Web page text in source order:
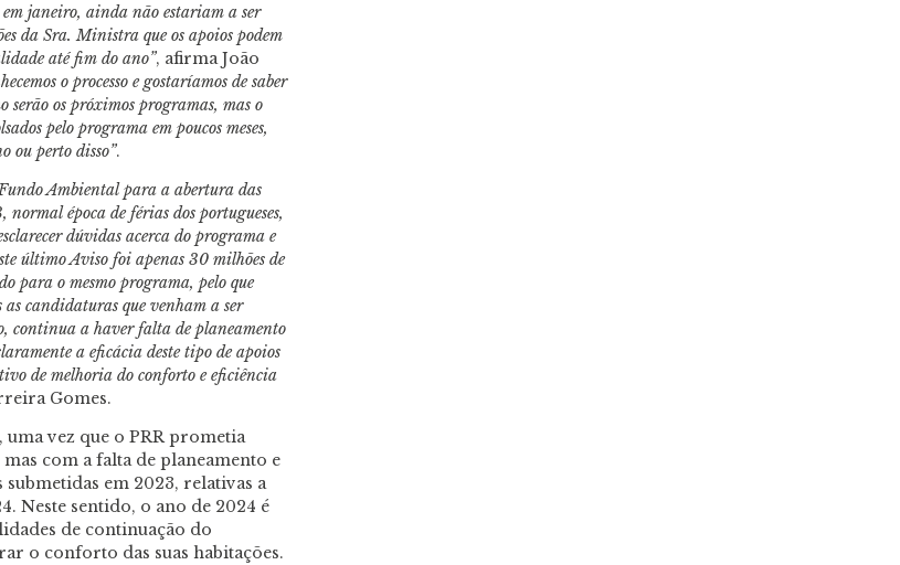
janeiro, ainda não estariam a ser
da Sra. Ministra que os apoios podem
até fim do ano”, afirma João
o processo e gostaríamos de saber
serão os próximos programas, mas o
pelo programa em poucos meses,
ou perto disso”.
Ambiental para a abertura das
época de férias dos portugueses,
dúvidas acerca do programa e
último Aviso foi apenas 30 milhões de
para o mesmo programa, pelo que
candidaturas que venham a ser
continua a haver falta de planeamento
a eficácia deste tipo de apoios
de melhoria do conforto e eficiência
Gomes.
vez que o PRR prometia
com a falta de planeamento e
em 2023, relativas a
Neste sentido, o ano de 2024 é
de continuação do
o conforto das suas habitações.